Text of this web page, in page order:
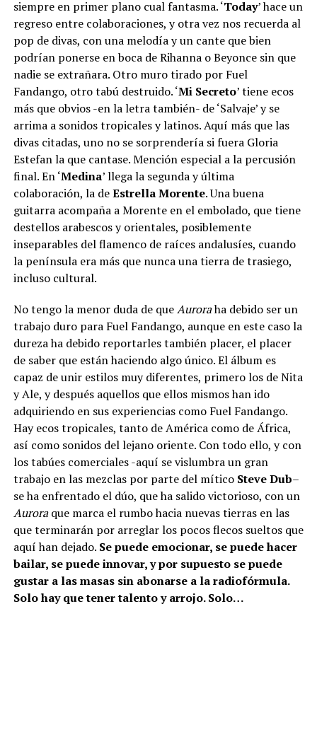
siempre en primer plano cual fantasma. ‘Today’ hace un
regreso entre colaboraciones, y otra vez nos recuerda al
pop de divas, con una melodía y un cante que bien
podrían ponerse en boca de Rihanna o Beyonce sin que
nadie se extrañara. Otro muro tirado por Fuel
Fandango, otro tabú destruido. ‘Mi Secreto’ tiene ecos
más que obvios -en la letra también- de ‘Salvaje’ y se
arrima a sonidos tropicales y latinos. Aquí más que las
divas citadas, uno no se sorprendería si fuera Gloria
Estefan la que cantase. Mención especial a la percusión
final. En ‘Medina’ llega la segunda y última
colaboración, la deEstrella Morente. Una buena
guitarra acompaña a Morente en el embolado, que tiene
destellos arabescos y orientales, posiblemente
inseparables del flamenco de raíces andalusíes, cuando
la península era más que nunca una tierra de trasiego,
incluso cultural.
No tengo la menor duda de queAuroraha debido ser un
trabajo duro para Fuel Fandango, aunque en este caso la
dureza ha debido reportarles también placer, el placer
de saber que están haciendo algo único. El álbum es
capaz de unir estilos muy diferentes, primero los de Nita
y Ale, y después aquellos que ellos mismos han ido
adquiriendo en sus experiencias como Fuel Fandango.
Hay ecos tropicales, tanto de América como de África,
así como sonidos del lejano oriente. Con todo ello, y con
los tabúes comerciales -aquí se vislumbra un gran
trabajo en las mezclas por parte del mítico Steve Dub–
se ha enfrentado el dúo, que ha salido victorioso, con un
Auroraque marca el rumbo hacia nuevas tierras en las
que terminarán por arreglar los pocos flecos sueltos que
aquí han dejado. Se puede emocionar, se puede hacer
bailar, se puede innovar, y por supuesto se puede
gustar a las masas sin abonarse a la radiofórmula.
Solo hay que tener talento y arrojo. Solo…